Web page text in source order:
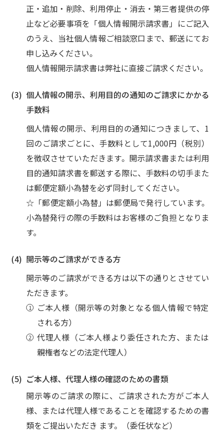
正・追加・削除、利用停止・消去・第三者提供の停
止など必要事項を「個人情報開示請求書」にご記入
のうえ、当社個人情報ご相談窓口まで、郵送にてお
申し込みください。
個人情報開示請求書は弊社に直接ご請求ください。
個人情報の開示、利用目的の通知のご請求にかかる
手数料
個人情報の開示、利用目的の通知につきまして、1
回のご請求ごとに、手数料として1,000円（税別）
を徴収させていただきます。開示請求書または利用
目的通知請求書を郵送する際に、手数料の切手また
は郵便定額小為替を必ず同封してください。
☆「郵便定額小為替」は郵便局で発行しています。
小為替発行の際の手数料はお客様のご負担となりま
す。
開示等のご請求ができる方
開示等のご請求ができる方は以下の通りとさせてい
ただきます。
ご本人様（開示等の対象となる個人情報で特定
される方）
代理人様（ご本人様より委任された方、または
親権者などの法定代理人）
ご本人様、代理人様の確認のための書類
開示等のご請求の際に、ご請求された方がご本人
様、または代理人様であることを確認するための書
類をご提出いただき ます。（委任状など）